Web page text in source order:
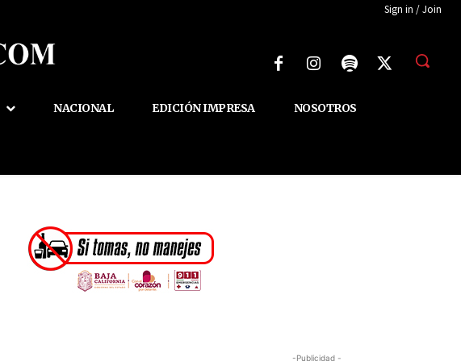
Sign in / Join
NACIONAL EDICIÓN IMPRESA NOSOTROS
-Publicidad -